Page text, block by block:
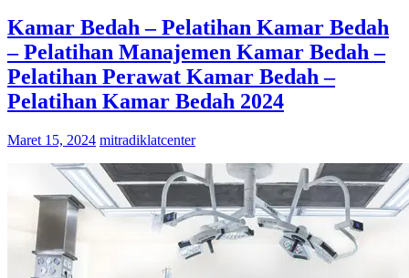
Kamar Bedah – Pelatihan Kamar Bedah
– Pelatihan Manajemen Kamar Bedah –
Pelatihan Perawat Kamar Bedah –
Pelatihan Kamar Bedah 2024
Maret 15, 2024 mitradiklatcenter